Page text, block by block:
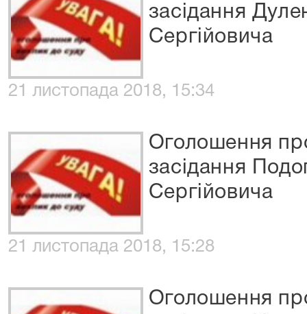
засідання
Сергійовича
21 листопада 2018, 15:34
Оголошення
засідання
Сергійовича
21 листопада 2018, 15:28
Оголошення